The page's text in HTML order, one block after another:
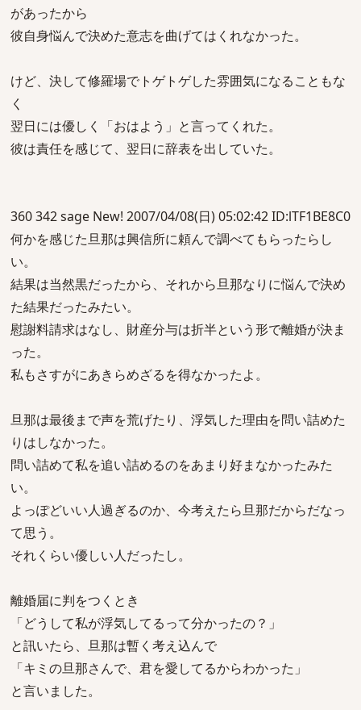
があったから
彼自身悩んで決めた意志を曲げてはくれなかった。
けど、決して修羅場でトゲトゲした雰囲気になることもな
く
翌日には優しく「おはよう」と言ってくれた。
彼は責任を感じて、翌日に辞表を出していた。
360 342 sage New! 2007/04/08(日) 05:02:42 ID:lTF1BE8C0
何かを感じた旦那は興信所に頼んで調べてもらったらし
い。
結果は当然黒だったから、それから旦那なりに悩んで決め
た結果だったみたい。
慰謝料請求はなし、財産分与は折半という形で離婚が決ま
った。
私もさすがにあきらめざるを得なかったよ。
旦那は最後まで声を荒げたり、浮気した理由を問い詰めた
りはしなかった。
問い詰めて私を追い詰めるのをあまり好まなかったみた
い。
よっぽどいい人過ぎるのか、今考えたら旦那だからだなっ
て思う。
それくらい優しい人だったし。
離婚届に判をつくとき
「どうして私が浮気してるって分かったの？」
と訊いたら、旦那は暫く考え込んで
「キミの旦那さんで、君を愛してるからわかった」
と言いました。